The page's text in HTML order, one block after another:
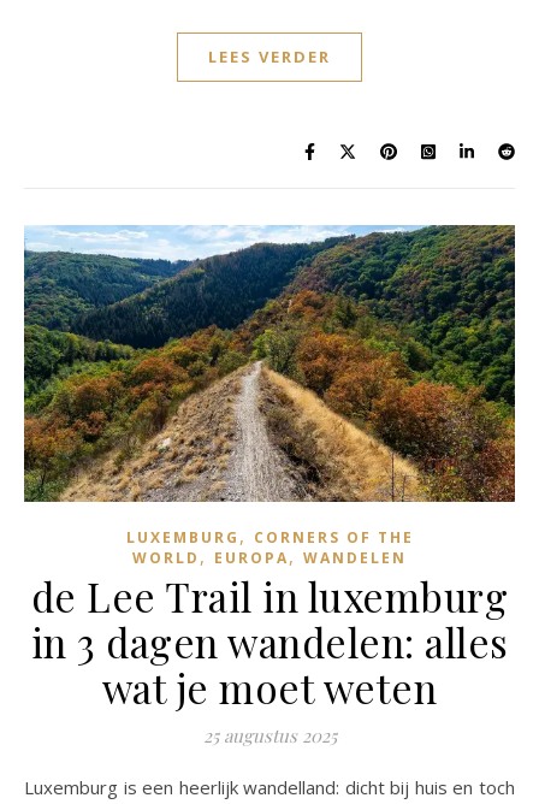
LEES VERDER
LUXEMBURG , CORNERS OF THE
WORLD , EUROPA, WANDELEN
de Lee Trail in luxemburg
in 3 dagen wandelen: alles
wat je moet weten
25 augustus 2025
Luxemburg is een heerlijk wandelland: dicht bij huis en toch